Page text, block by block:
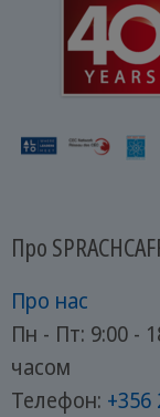
Про
Про нас
Пн - Пт: 9:00 -
часом
Телефон: +356